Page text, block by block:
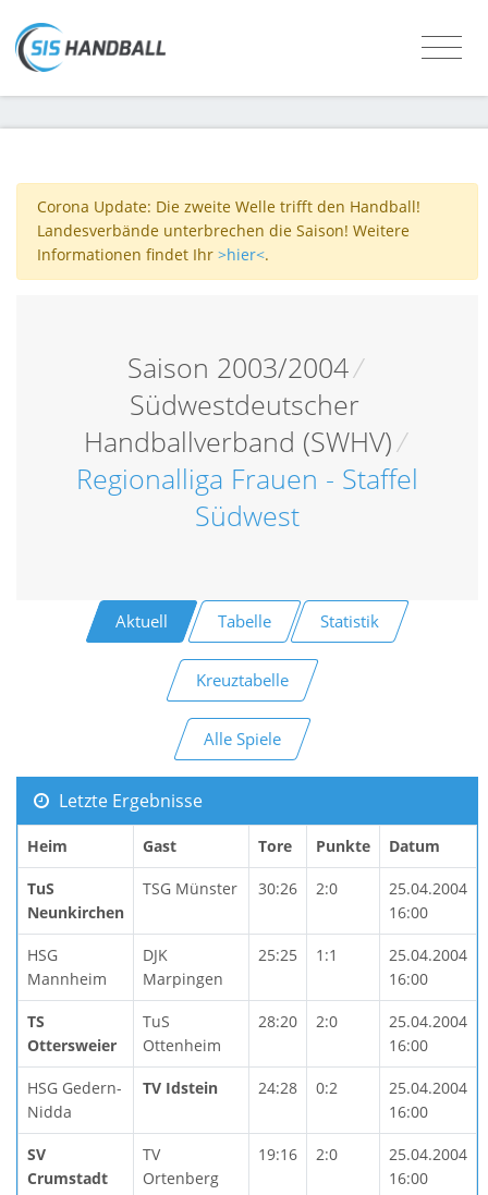
Corona Update: Die zweite Welle trifft den Handball!
Landesverbände unterbrechen die Saison! Weitere
Informationen findet Ihr >hier<.
Saison 2003/2004/
Südwestdeutscher
Handballverband (SWHV)/
Regionalliga Frauen - Staffel
Südwest
Aktuell Tabelle Statistik
Kreuztabelle
Alle Spiele
Letzte Ergebnisse
Heim Gast Tore Punkte Datum
TuS
Neunkirchen
TSG Münster 30:26 2:0
25.04.2004
16:00
HSG
Mannheim
DJK
Marpingen
25:25 1:1
25.04.2004
16:00
TS
Ottersweier
TuS
Ottenheim
28:20 2:0
25.04.2004
16:00
HSG Gedern-
Nidda
TV Idstein 24:28 0:2
25.04.2004
16:00
SV
Crumstadt
TV
Ortenberg
19:16 2:0
25.04.2004
16:00